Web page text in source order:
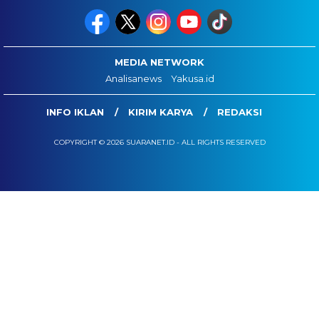
MEDIA NETWORK
Analisanews
Yakusa.id
INFO IKLAN KIRIM KARYA REDAKSI
COPYRIGHT © 2026 SUARANET.ID - ALL RIGHTS RESERVED